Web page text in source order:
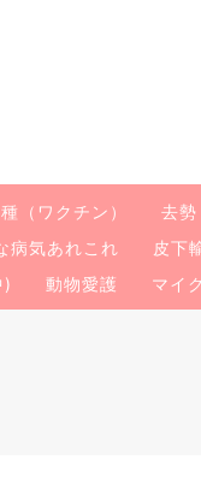
（ワクチン） 去勢
病気あれこれ 皮下
)
動物愛護 マイ